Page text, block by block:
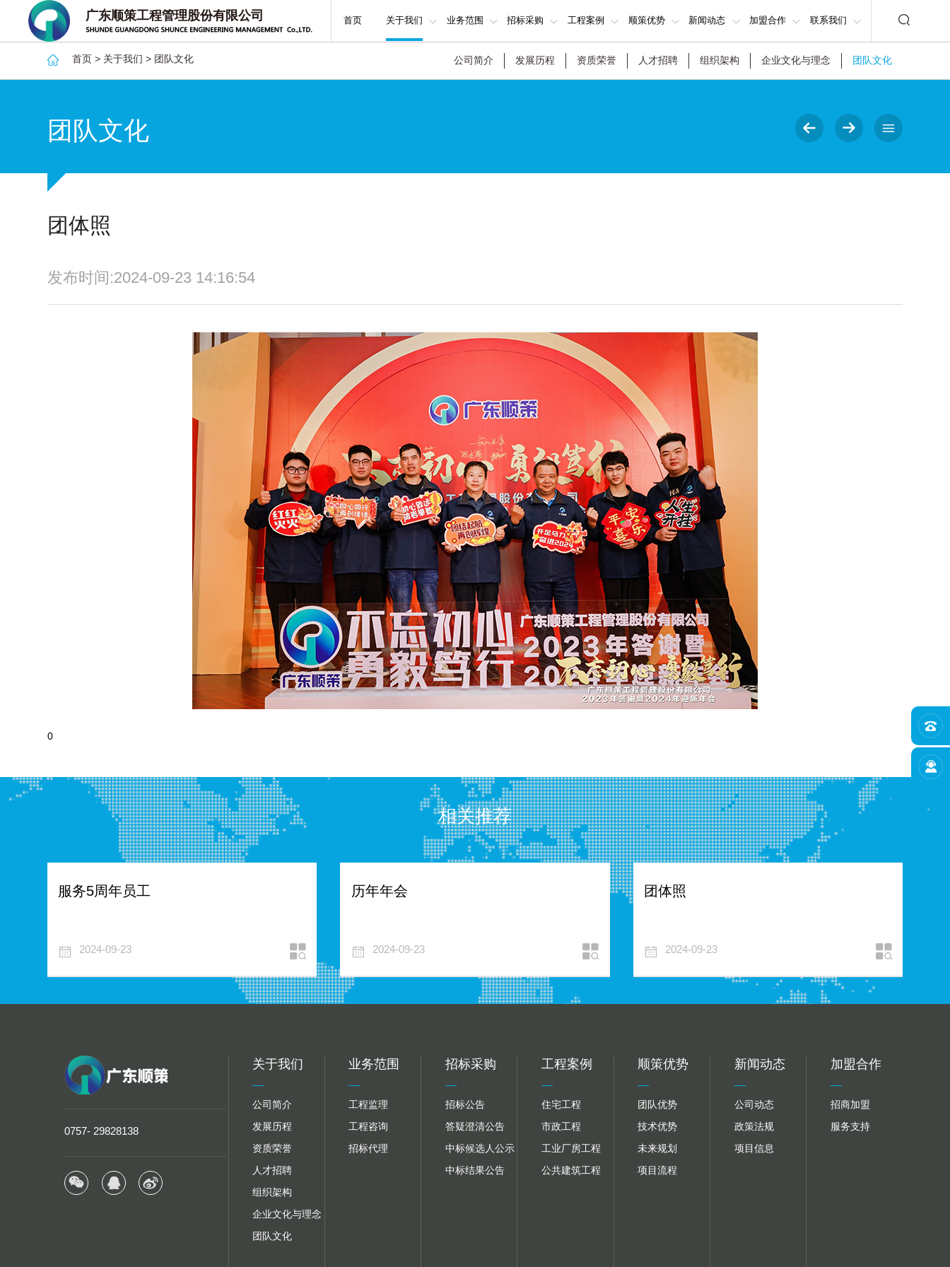
广东顺策工程管理股份有限公司 首页 关于我们 业务范围 招标采购 工程案例 顺策优势 新闻动态 加盟合作 联系我们
首页 > 关于我们 > 团队文化 公司简介 发展历程 资质荣誉 人才招聘 组织架构 企业文化与理念 团队文化
团队文化
团体照
发布时间:2024-09-23 14:16:54
0
相关推荐
服务5周年员工
2024-09-23
历年年会
2024-09-23
团体照
2024-09-23
0757- 29828138
关于我们
公司简介
发展历程
资质荣誉
人才招聘
组织架构
企业文化与理念
团队文化
业务范围
工程监理
工程咨询
招标代理
招标采购
招标公告
答疑澄清公告
中标候选人公示
中标结果公告
工程案例
住宅工程
市政工程
工业厂房工程
公共建筑工程
顺策优势
团队优势
技术优势
未来规划
项目流程
新闻动态
公司动态
政策法规
项目信息
加盟合作
招商加盟
服务支持